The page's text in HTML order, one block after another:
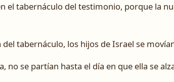
el tabernáculo del testimonio, porque la
del tabernáculo, los hijos de Israel se
no se partían hasta el día en que ella se